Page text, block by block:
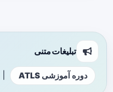
تبلیغات متنی
دوره آموزشی ATLS